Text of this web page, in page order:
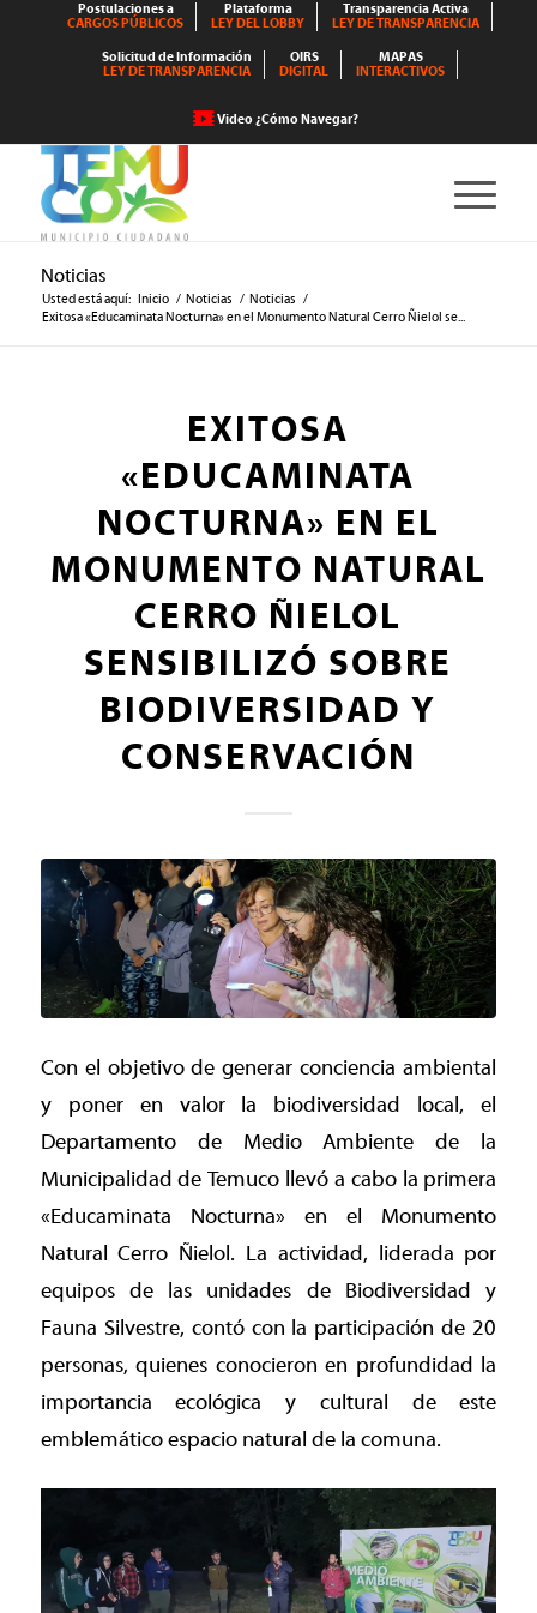
Postulaciones a
CARGOS PÚBLICOS
Plataforma
LEY DEL LOBBY
Transparencia Activa
LEY DE TRANSPARENCIA
Solicitud de Información
LEY DE TRANSPARENCIA
OIRS
DIGITAL
MAPAS
INTERACTIVOS
Video ¿Cómo Navegar?
Noticias
Usted está aquí: Inicio / Noticias / Noticias /
Exitosa «Educaminata Nocturna» en el Monumento Natural Cerro Ñielol se...
EXITOSA
«EDUCAMINATA
NOCTURNA» EN EL
MONUMENTO NATURAL
CERRO ÑIELOL
SENSIBILIZÓ SOBRE
BIODIVERSIDAD Y
CONSERVACIÓN
Con el objetivo de generar conciencia ambiental
y poner en valor la biodiversidad local, el
Departamento de Medio Ambiente de la
Municipalidad de Temuco llevó a cabo la primera
«Educaminata Nocturna» en el Monumento
Natural Cerro Ñielol. La actividad, liderada por
equipos de las unidades de Biodiversidad y
Fauna Silvestre, contó con la participación de 20
personas, quienes conocieron en profundidad la
importancia ecológica y cultural de este
emblemático espacio natural de la comuna.